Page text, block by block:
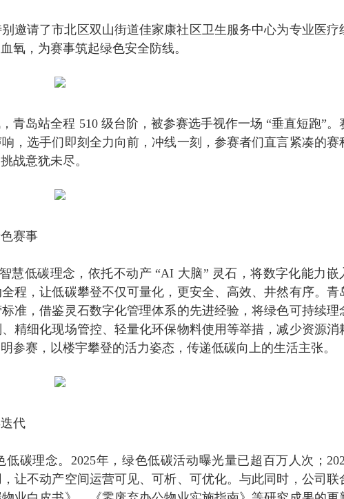
邀请了市北区双山街道佳家康社区卫生服务中心为专业医疗
氧，为赛事筑起绿色安全防线。
青岛站全程 510 级台阶，被参赛选手视作一场 “垂直短跑”。
，选手们即刻全力向前，冲线一刻，参赛者们直言紧凑的赛
战意犹未尽。
赛事
慧低碳理念，依托不动产 “AI 大脑” 灵石，将数字化能力嵌
程，让低碳攀登不仅可量化，更安全、高效、井然有序。青
准，借鉴灵石数字化管理体系的先进经验，将绿色可持续理
精细化现场管控、轻量化环保物料使用等举措，减少资源消
参赛，以楼宇攀登的活力姿态，传递低碳向上的生活主张。
代
碳理念。2025年，绿色低碳活动曝光量已超百万人次；
让不动产空间运营可见、可析、可优化。与此同时，公司联